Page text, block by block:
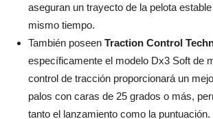
aseguran un trayecto de la pelota
mismo tiempo.
También poseen Traction Control
específicamente el modelo Dx3 Soft de
control de tracción proporcionará un
palos con caras de 25 grados o más,
tanto el lanzamiento como la puntuación.